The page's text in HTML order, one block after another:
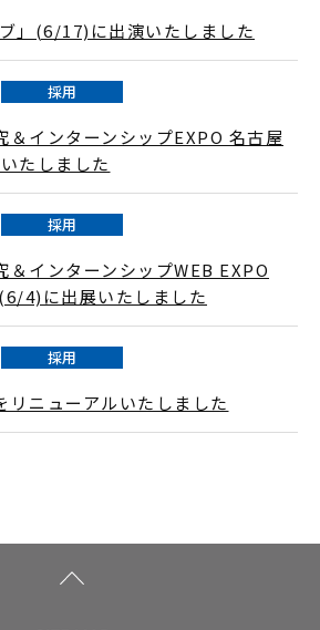
」(6/17)に出演いたしました
採用
＆インターンシップEXPO 名古屋
たしました
採用
＆インターンシップWEB EXPO
4)に出展いたしました
採用
リニューアルいたしました